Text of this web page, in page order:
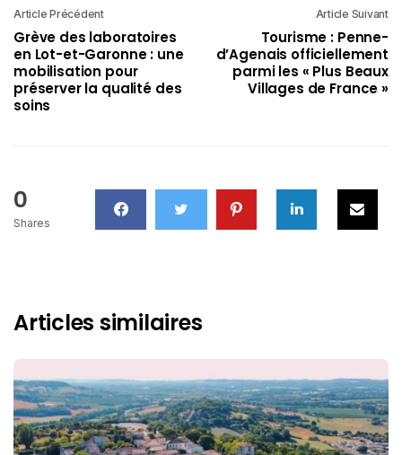
Article Précédent
Grève des laboratoires
en Lot-et-Garonne : une
mobilisation pour
préserver la qualité des
soins
Article Suivant
Tourisme : Penne-
d’Agenais officiellement
parmi les « Plus Beaux
Villages de France »
0
Shares
Articles similaires